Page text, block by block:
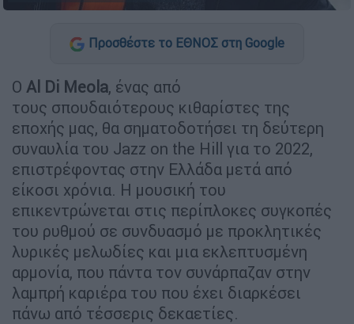
Προσθέστε το ΕΘΝΟΣ στη Google
Ο Al Di Meola, ένας από
τους σπουδαιότερους κιθαρίστες της
εποχής μας, θα σηματοδοτήσει τη δεύτερη
συναυλία του Jazz on the Hill για το 2022,
επιστρέφοντας στην Ελλάδα μετά από
είκοσι χρόνια. Η μουσική του
επικεντρώνεται στις περίπλοκες συγκοπές
του ρυθμού σε συνδυασμό με προκλητικές
λυρικές μελωδίες και μια εκλεπτυσμένη
αρμονία, που πάντα τον συνάρπαζαν στην
λαμπρή καριέρα του που έχει διαρκέσει
πάνω από τέσσερις δεκαετίες.